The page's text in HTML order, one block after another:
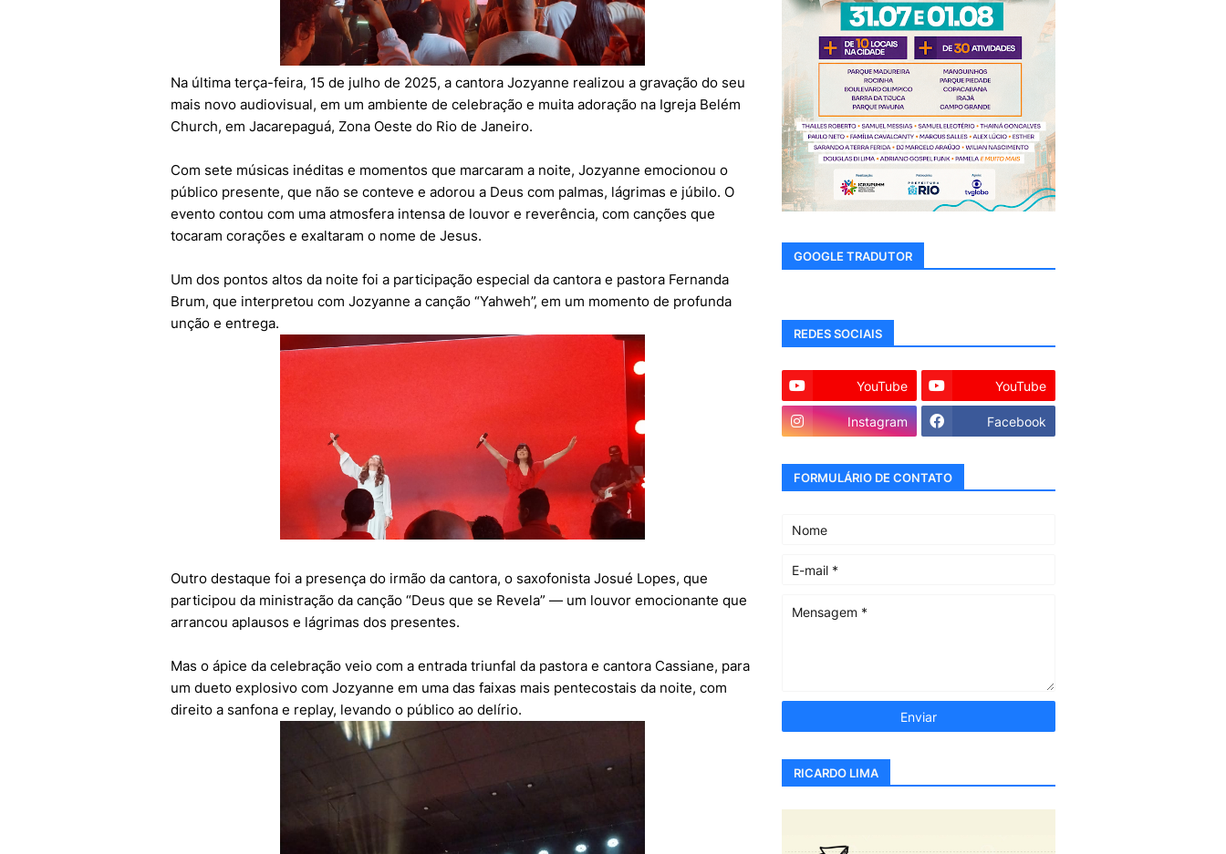
Na última terça-feira, 15 de julho de 2025, a cantora Jozyanne realizou a gravação do seu
mais novo audiovisual, em um ambiente de celebração e muita adoração na Igreja Belém
Church, em Jacarepaguá, Zona Oeste do Rio de Janeiro.
Com sete músicas inéditas e momentos que marcaram a noite, Jozyanne emocionou o
público presente, que não se conteve e adorou a Deus com palmas, lágrimas e júbilo. O
evento contou com uma atmosfera intensa de louvor e reverência, com canções que
tocaram corações e exaltaram o nome de Jesus.
Um dos pontos altos da noite foi a participação especial da cantora e pastora Fernanda
Brum, que interpretou com Jozyanne a canção “Yahweh”, em um momento de profunda
unção e entrega.
Outro destaque foi a presença do irmão da cantora, o saxofonista Josué Lopes, que
participou da ministração da canção “Deus que se Revela” — um louvor emocionante que
arrancou aplausos e lágrimas dos presentes.
Mas o ápice da celebração veio com a entrada triunfal da pastora e cantora Cassiane, para
um dueto explosivo com Jozyanne em uma das faixas mais pentecostais da noite, com
direito a sanfona e replay, levando o público ao delírio.
GOOGLE TRADUTOR
REDES SOCIAIS
YouTube YouTube
Instagram Facebook
FORMULÁRIO DE CONTATO
RICARDO LIMA